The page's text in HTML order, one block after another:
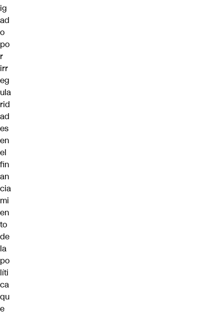
ig
ad
o
po
r
irr
eg
ula
rid
ad
es
en
el
fin
an
cia
mi
en
to
de
la
po
líti
ca
qu
e